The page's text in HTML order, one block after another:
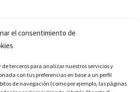
el consentimiento de
terceros para analizar nuestros servicios y
con tus preferencias en base a un perfil
de navegación (como por ejemplo, las páginas